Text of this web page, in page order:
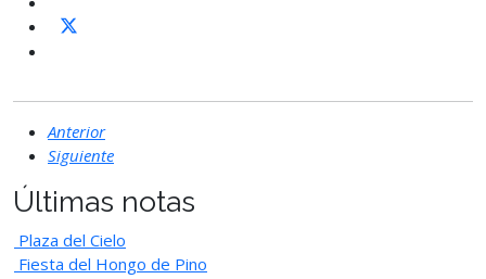
Anterior
Siguiente
Últimas notas
Plaza del Cielo
Fiesta del Hongo de Pino